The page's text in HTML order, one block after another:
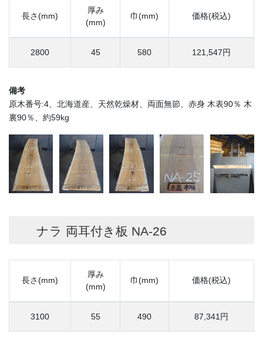
長さ(mm)
厚み
(mm)
巾(mm) 価格(税込)
2800 45 580 121,547円
備考
原木番号:4、北海道産、天然乾燥材、両面無節、赤身 木表90％ 木
裏90％、約59kg
ナラ 両耳付き板 NA-26
長さ(mm)
厚み
(mm)
巾(mm) 価格(税込)
3100 55 490 87,341円